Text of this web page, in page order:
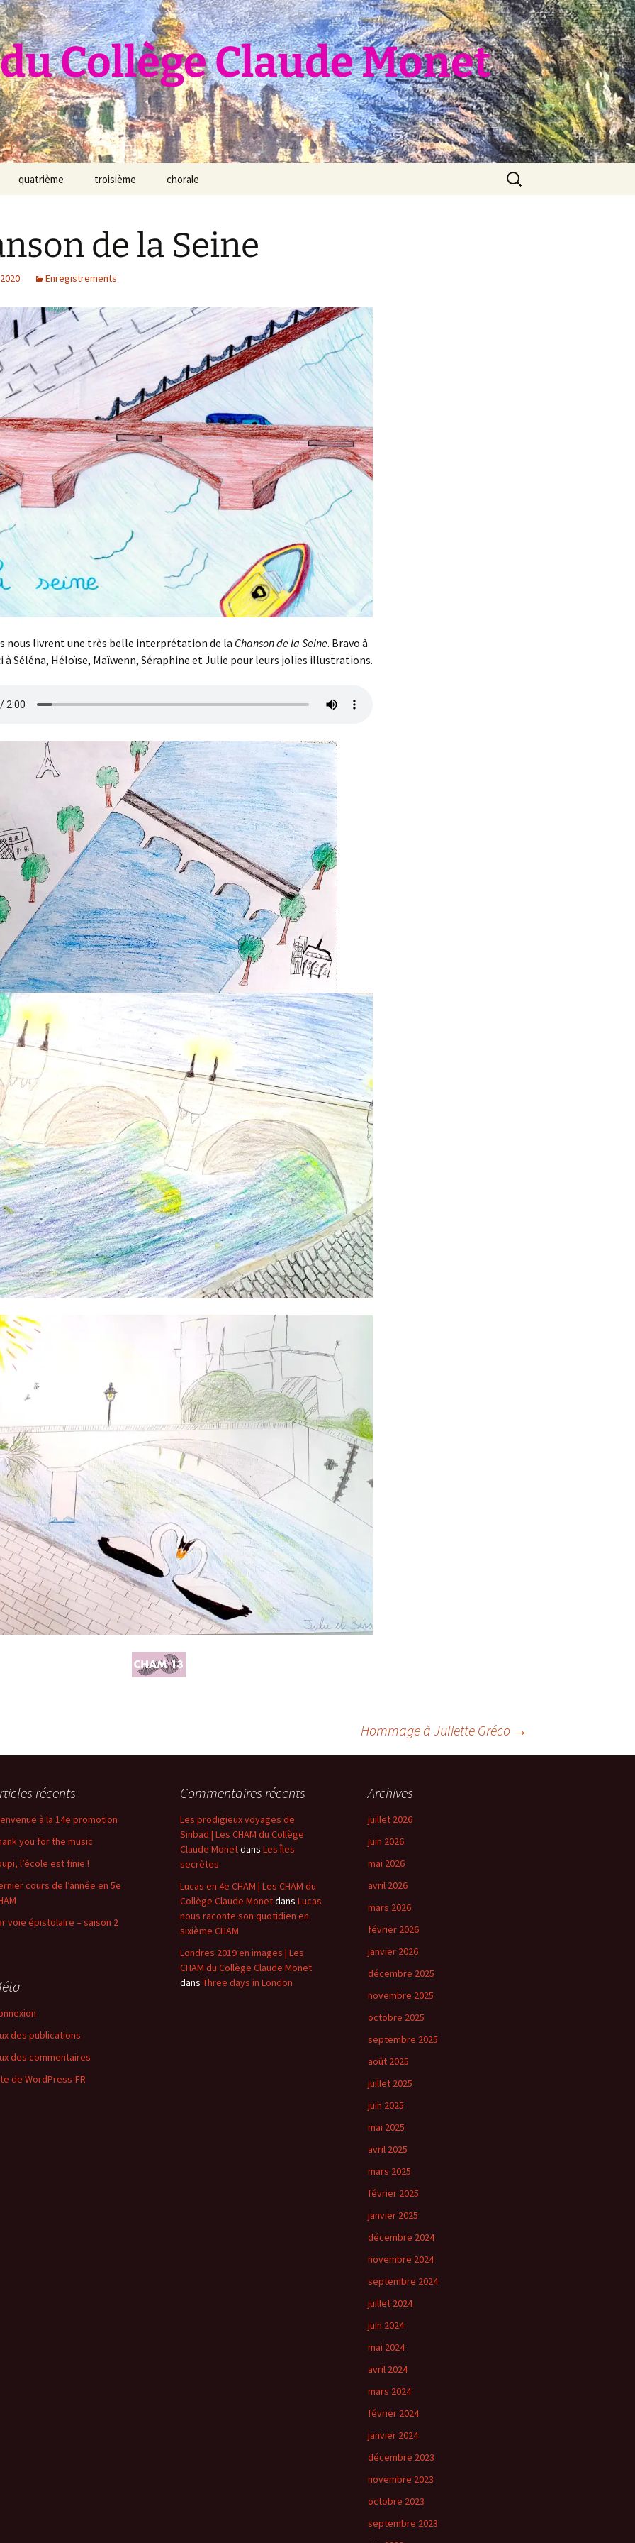
Collège Claude Monet
quatrième troisième chorale
Rechercher :
de la Seine
Enregistrements
nous livrent une très belle interprétation de la Chanson de la Seine. Bravo à
à Séléna, Héloïse, Maïwenn, Séraphine et Julie pour leurs jolies illustrations.
Hommage à Juliette Gréco →
récents
à la 14e promotion
you for the music
l’école est finie !
cours de l’année en 5e
voie épistolaire – saison 2
Commentaires récents
Les prodigieux voyages de
Sinbad | Les CHAM du Collège
Claude Monetdans Les Îles
secrètes
Lucas en 4e CHAM | Les CHAM du
Collège Claude Monetdans Lucas
nous raconte son quotidien en
sixième CHAM
Londres 2019 en images | Les
CHAM du Collège Claude Monet
dans Three days in London
Archives
juillet 2026
juin 2026
mai 2026
avril 2026
mars 2026
février 2026
janvier 2026
décembre 2025
novembre 2025
octobre 2025
septembre 2025
août 2025
juillet 2025
juin 2025
mai 2025
avril 2025
mars 2025
février 2025
janvier 2025
décembre 2024
novembre 2024
septembre 2024
juillet 2024
juin 2024
mai 2024
avril 2024
mars 2024
février 2024
janvier 2024
décembre 2023
novembre 2023
octobre 2023
septembre 2023
des publications
des commentaires
de WordPress-FR